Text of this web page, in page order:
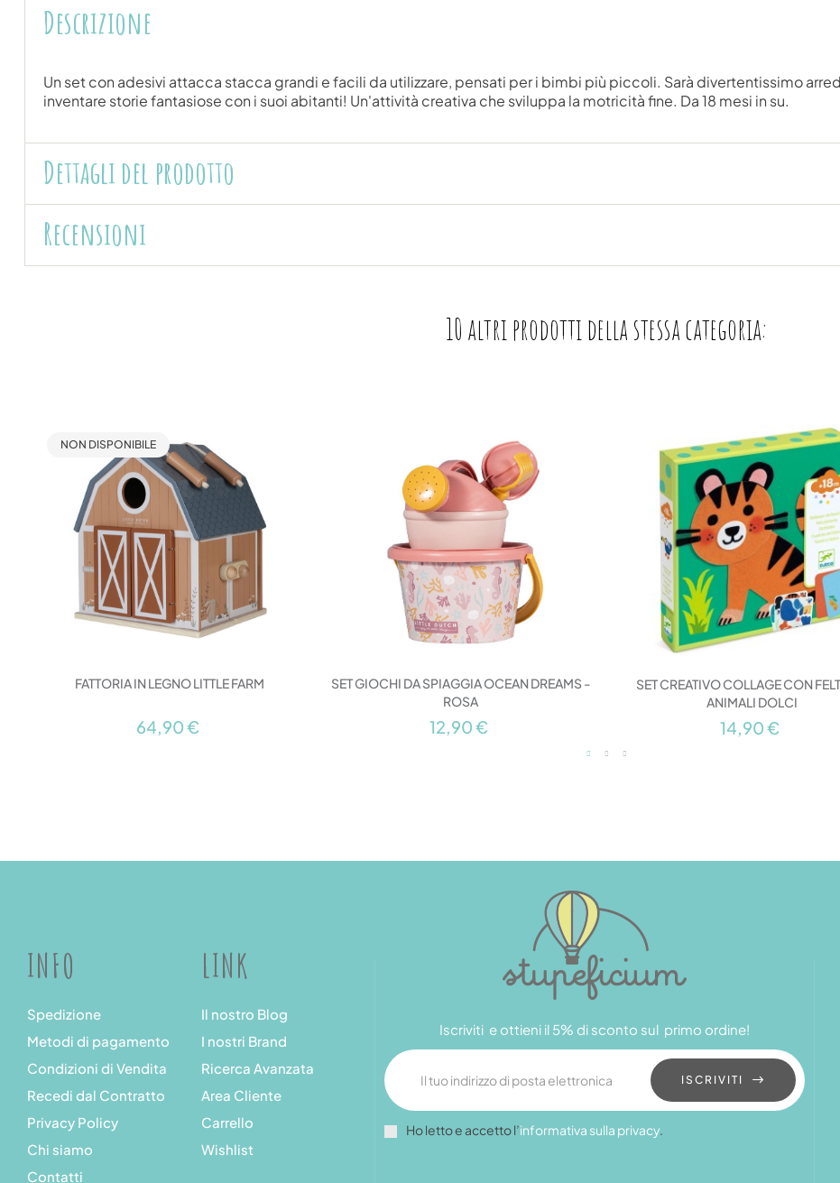
Descrizione
Un set con adesivi attacca stacca grandi e facili da utilizzare, pensati per i bimbi più piccoli. Sarà divertentissimo
inventare storie fantasiose con i suoi abitanti! Un'attività creativa che sviluppa la motricità fine. Da 18 mesi in su.
Dettagli del prodotto
Recensioni
10 altri prodotti della stessa categoria:
NON DISPONIBILE
FATTORIA IN LEGNO LITTLE FARM
64,90 €
SET GIOCHI DA SPIAGGIA OCEAN DREAMS -
ROSA
12,90 €
SET CREATIVO COLLAGE CON
ANIMALI DOLCI
14,90 €
INFO
Spedizione
Metodi di pagamento
Condizioni di Vendita
Recedi dal Contratto
Privacy Policy
Chi siamo
Contatti
LINK
Il nostro Blog
I nostri Brand
Ricerca Avanzata
Area Cliente
Carrello
Wishlist
Iscriviti e ottieni il 5% di sconto sul primo ordine!
ISCRIVITI
Ho letto e accetto l’informativa sulla privacy.